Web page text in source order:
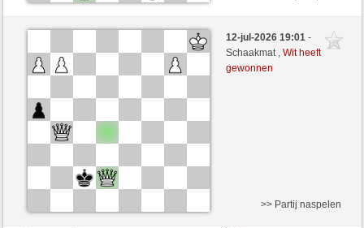
Wit
Supertruper (1630) (+23)
Partij telt mee voor de ranglijst
12-jul-2026 19:01-
Schaakmat ,Wit heeft
gewonnen
>> Partij naspelen